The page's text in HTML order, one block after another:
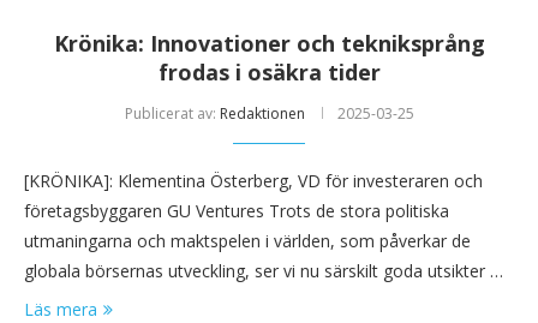
Krönika: Innovationer och tekniksprång
frodas i osäkra tider
Publicerat av: Redaktionen 2025-03-25
[KRÖNIKA]: Klementina Österberg, VD för investeraren och
företagsbyggaren GU Ventures Trots de stora politiska
utmaningarna och maktspelen i världen, som påverkar de
globala börsernas utveckling, ser vi nu särskilt goda utsikter …
Läs mera